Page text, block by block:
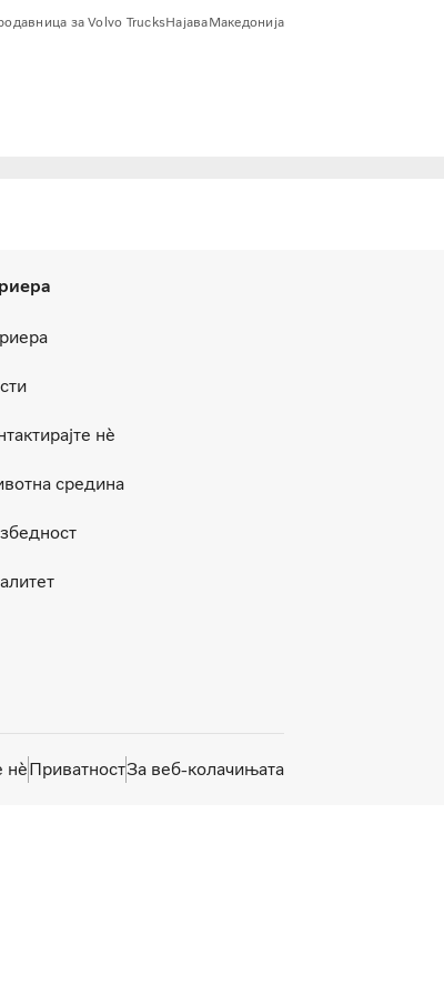
за Volvo TrucksНајаваМакедонија
нѐ
средина
нѐПриватностЗа веб-колачињата